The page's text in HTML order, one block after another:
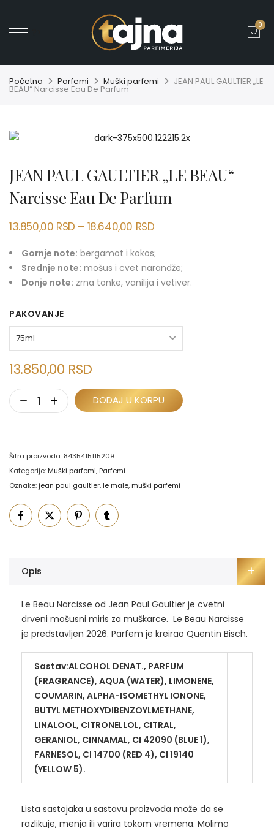
0
Početna Parfemi Muški parfemi JEAN PAUL GAULTIER „LE
BEAU“ Narcisse Eau De Parfum
JEAN PAUL GAULTIER „LE BEAU“
Narcisse Eau De Parfum
13.850,00 RSD – 18.640,00 RSD
Gornje note: bergamot i kokos;
Srednje note: mošus i cvet narandže;
Donje note: zrna tonke, vanilija i vetiver.
PAKOVANJE
13.850,00 RSD
DODAJ U KORPU
Šifra proizvoda: 8435415115209
Kategorije: Muški parfemi, Parfemi
Oznake:jean paul gaultier, le male, muški parfemi
Opis
Le Beau Narcisse od Jean Paul Gaultier je cvetni
drveni mošusni miris za muškarce. Le Beau Narcisse
je predstavljen 2026. Parfem je kreirao Quentin Bisch.
Sastav:ALCOHOL DENAT., PARFUM
(FRAGRANCE), AQUA (WATER), LIMONENE,
COUMARIN, ALPHA-ISOMETHYL IONONE,
BUTYL METHOXYDIBENZOYLMETHANE,
LINALOOL, CITRONELLOL, CITRAL,
GERANIOL, CINNAMAL, CI 42090 (BLUE 1),
FARNESOL, CI 14700 (RED 4), CI 19140
(YELLOW 5).
Lista sastojaka u sastavu proizvoda može da se
razlikuje, menja ili varira tokom vremena. Molimo